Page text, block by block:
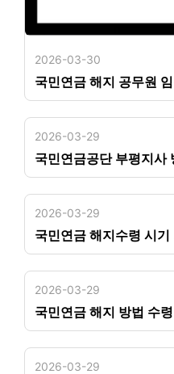
2026-03-30
국민연금 해지 공무원
2026-03-29
국민연금공단 부평지사
2026-03-29
국민연금 해지수령 시
2026-03-29
국민연금 해지 방법 수
2026-03-29